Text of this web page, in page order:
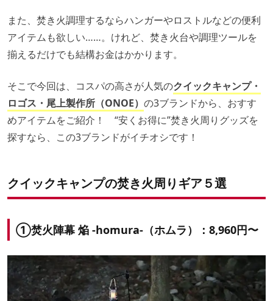
また、焚き火調理するならハンガーやロストルなどの便利
アイテムも欲しい……。けれど、焚き火台や調理ツールを
揃えるだけでも結構お金はかかります。
そこで今回は、コスパの高さが人気のクイックキャンプ・
ロゴス・尾上製作所（ONOE） の3ブランドから、おすす
めアイテムをご紹介！ “安くお得に”焚き火周りグッズを
探すなら、この3ブランドがイチオシです！
クイックキャンプの焚き火周りギア５選
①焚火陣幕 焔 -homura-（ホムラ）： 8,960円〜